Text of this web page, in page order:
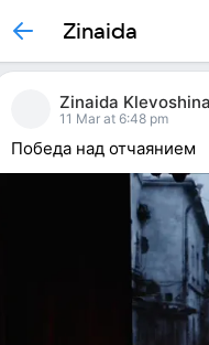
Zinaida
Zinaida Klevoshina
11 Mar at 6:48 pm
Победа над отчаянием